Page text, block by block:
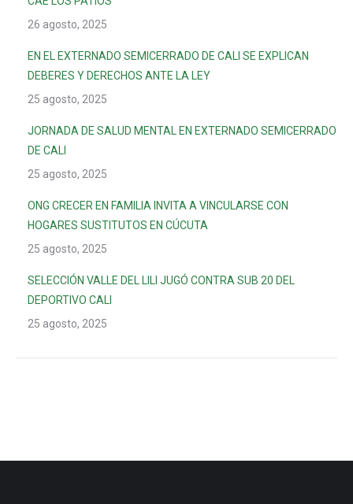
26 agosto, 2025
EN EL EXTERNADO SEMICERRADO DE CALI SE EXPLICAN
DEBERES Y DERECHOS ANTE LA LEY
25 agosto, 2025
JORNADA DE SALUD MENTAL EN EXTERNADO SEMICERRADO
DE CALI
25 agosto, 2025
ONG CRECER EN FAMILIA INVITA A VINCULARSE CON
HOGARES SUSTITUTOS EN CÚCUTA
25 agosto, 2025
SELECCIÓN VALLE DEL LILI JUGÓ CONTRA SUB 20 DEL
DEPORTIVO CALI
25 agosto, 2025